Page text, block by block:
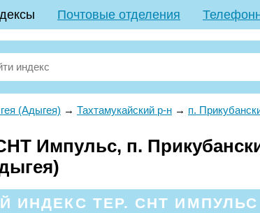
Почтовые отделения
(Адыгея) → Тахтамукайский р-н → п.
Импульс, п.
ИНДЕКС ТЕР. СНТ ИМПУЛЬС